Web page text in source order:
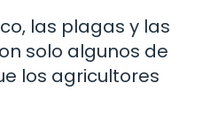
las plagas y las
solo algunos de
los agricultores